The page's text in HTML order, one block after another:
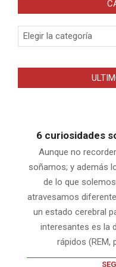
Categorias
6 curiosidades
Aunque no
soñamos; y además
de lo que
atravesamos
un estado cerebral
interesantes es la
rápidos (REM,